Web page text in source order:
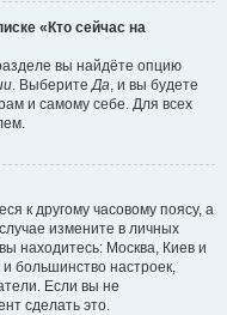
«Кто сейчас на
вы найдёте опцию
. ВыберитеДа, и вы будете
и самому себе. Для всех
к другому часовому поясу, а
измените в личных
находитесь: Москва, Киев и
и большинство настроек,
Если вы не
сделать это.